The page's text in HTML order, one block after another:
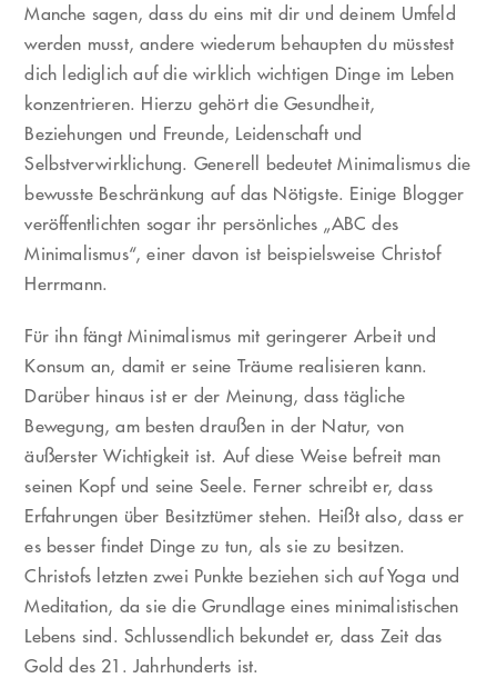
Manche sagen, dass du eins mit dir und deinem Umfeld
werden musst, andere wiederum behaupten du müsstest
dich lediglich auf die wirklich wichtigen Dinge im Leben
konzentrieren. Hierzu gehört die Gesundheit,
Beziehungen und Freunde, Leidenschaft und
Selbstverwirklichung. Generell bedeutet Minimalismus die
bewusste Beschränkung auf das Nötigste. Einige Blogger
veröffentlichten sogar ihr persönliches „ABC des
Minimalismus“, einer davon ist beispielsweise Christof
Herrmann.
Für ihn fängt Minimalismus mit geringerer Arbeit und
Konsum an, damit er seine Träume realisieren kann.
Darüber hinaus ist er der Meinung, dass tägliche
Bewegung, am besten draußen in der Natur, von
äußerster Wichtigkeit ist. Auf diese Weise befreit man
seinen Kopf und seine Seele. Ferner schreibt er, dass
Erfahrungen über Besitztümer stehen. Heißt also, dass er
es besser findet Dinge zu tun, als sie zu besitzen.
Christofs letzten zwei Punkte beziehen sich auf Yoga und
Meditation, da sie die Grundlage eines minimalistischen
Lebens sind. Schlussendlich bekundet er, dass Zeit das
Gold des 21. Jahrhunderts ist.